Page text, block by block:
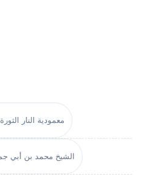
معمودية النار
الشيخ محمد بن أبي